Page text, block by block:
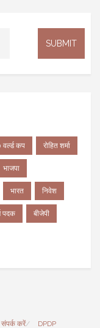
वर्ल्ड कप रोहित शर्मा
भाजपा
भारत निवेश
पदक बीजेपी
संपर्क करें DPDP